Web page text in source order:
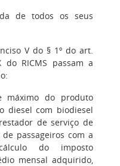
de todos os seus
V do § 1º do art.
RICMS passam a
máximo do produto
diesel com biodiesel
de serviço de
passageiros com a
do imposto
mensal adquirido,